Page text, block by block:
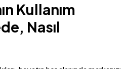
Kullanım
Nasıl